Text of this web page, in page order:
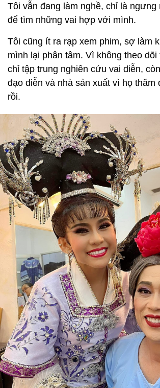
Tôi vẫn đang làm nghề, chỉ là ngưng
để tìm những vai hợp với mình.
Tôi cũng ít ra rạp xem phim, sợ làm
mình lại phân tâm. Vì không theo
chỉ tập trung nghiên cứu vai diễn,
đạo diễn và nhà sản xuất vì họ thăm
rồi.